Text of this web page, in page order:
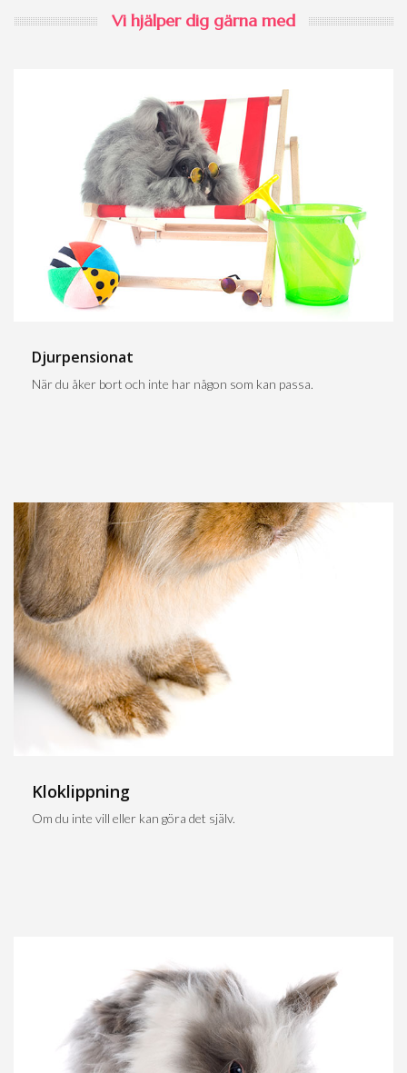
Vi hjälper dig gärna med
Djurpensionat
När du åker bort och inte har någon som kan passa.
Kloklippning
Om du inte vill eller kan göra det själv.